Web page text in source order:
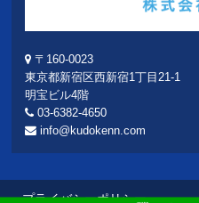
〒160-0023
東京都新宿区西新宿1丁目21-1
明宝ビル4階
03-6382-4650
info@kudokenn.com
プライバシーポリシー